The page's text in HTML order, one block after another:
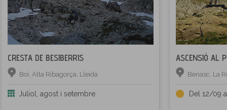
CRESTA DE BESIBERRIS
Boí, Alta Ribagorça, Lleida
Juliol, agost i setembre.
ASCENSIÓ AL
Benasc, La
Del 12/09